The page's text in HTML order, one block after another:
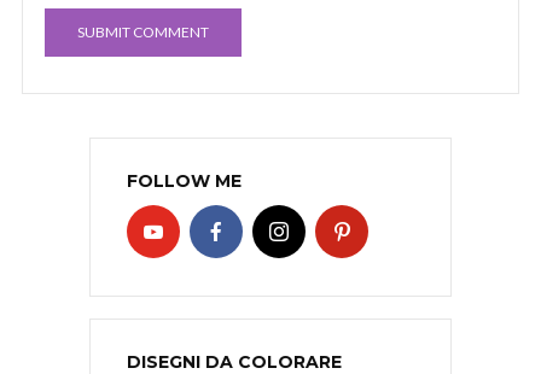
FOLLOW ME
DISEGNI DA COLORARE